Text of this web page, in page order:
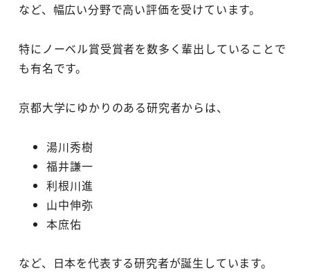
など、幅広い分野で高い評価を受けています。
特にノーベル賞受賞者を数多く輩出していることで
も有名です。
京都大学にゆかりのある研究者からは、
湯川秀樹
福井謙一
利根川進
山中伸弥
本庶佑
など、日本を代表する研究者が誕生しています。